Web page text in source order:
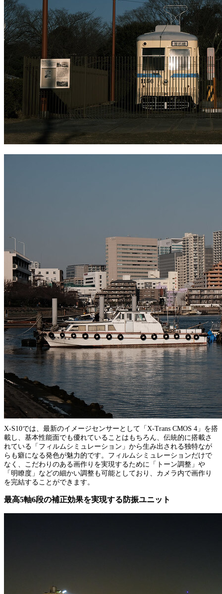
X-S10では、最新のイメージセンサーとして「X-Trans CMOS 4」を搭
載し、基本性能面でも優れていることはもちろん、伝統的に搭載さ
れている「フィルムシミュレーション」から生み出される独特なが
らも癖になる発色が魅力的です。フィルムシミュレーションだけで
なく、こだわりのある画作りを実現するために「トーン調整」や
「明瞭度」などの細かい調整も可能としており、カメラ内で画作り
を完結することができます。
最高5軸6段の補正効果を実現する防振ユニット